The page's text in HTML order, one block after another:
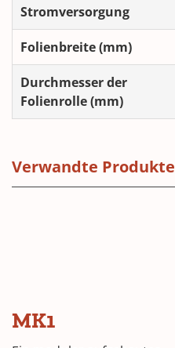
Stromversorgung
Folienbreite (mm)
Durchmesser der
Folienrolle (mm)
Verwandte Produkte
MK1